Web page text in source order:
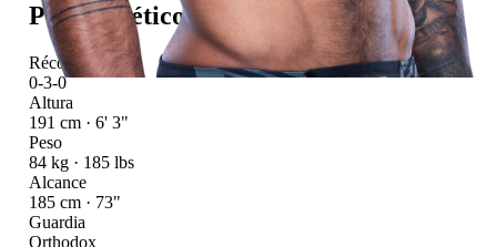
Perfil atlético
Récord UFC
0-3-0
Altura
191 cm · 6' 3"
Peso
84 kg · 185 lbs
Alcance
185 cm · 73"
Guardia
Orthodox